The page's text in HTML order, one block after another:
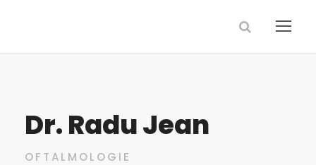
Dr. Radu Jean
OFTALMOLOGIE